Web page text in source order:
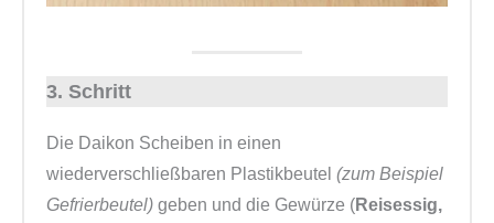
3. Schritt
Die Daikon Scheiben in einen
wiederverschließbaren Plastikbeutel (zum Beispiel
Gefrierbeutel) geben und die Gewürze (Reisessig,